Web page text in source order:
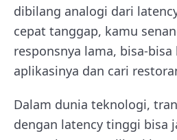
dibilang analogi dari
cepat tanggap, kamu
responsnya lama, bisa-
aplikasinya dan cari
Dalam dunia teknologi,
dengan latency tinggi bisa